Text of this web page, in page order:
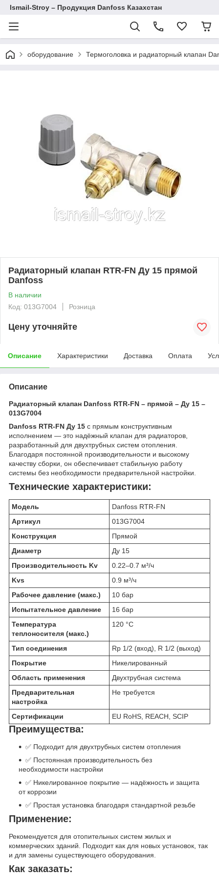
Ismail-Stroy – Продукция Danfoss Казахстан
оборудование Термоголовка и радиаторный клапан
Радиаторный клапан RTR-FN Ду 15 прямой
Danfoss
В наличии
Код: 013G7004
Розница
Цену уточняйте
Описание Характеристики Доставка Оплата
Описание
Радиаторный клапан Danfoss RTR-FN – прямой – Ду 15 –
013G7004
Danfoss RTR-FN Ду 15 с прямым конструктивным
исполнением — это надёжный клапан для радиаторов,
разработанный для двухтрубных систем отопления.
Благодаря постоянной производительности и высокому
качеству сборки, он обеспечивает стабильную работу
системы без необходимости предварительной настройки.
Технические характеристики:
Модель
Danfoss RTR-FN
Артикул
013G7004
Конструкция
Прямой
Диаметр
Ду 15
Производительность Kv
0.22–0.7 м³/ч
Kvs
0.9 м³/ч
Рабочее давление (макс.)
10 бар
Испытательное давление
16 бар
Температура
теплоносителя (макс.)
120 °C
Тип соединения
Rp 1/2 (вход), R 1/2 (выход)
Покрытие
Никелированный
Область применения
Двухтрубная система
Предварительная
настройка
Не требуется
Сертификации EU RoHS, REACH, SCIP
Преимущества:
✅ Подходит для двухтрубных систем отопления
✅ Постоянная производительность без
необходимости настройки
✅ Никелированное покрытие — надёжность и защита
от коррозии
✅ Простая установка благодаря стандартной резьбе
Применение:
Рекомендуется для отопительных систем жилых и
коммерческих зданий. Подходит как для новых установок, так
и для замены существующего оборудования.
Как заказать: